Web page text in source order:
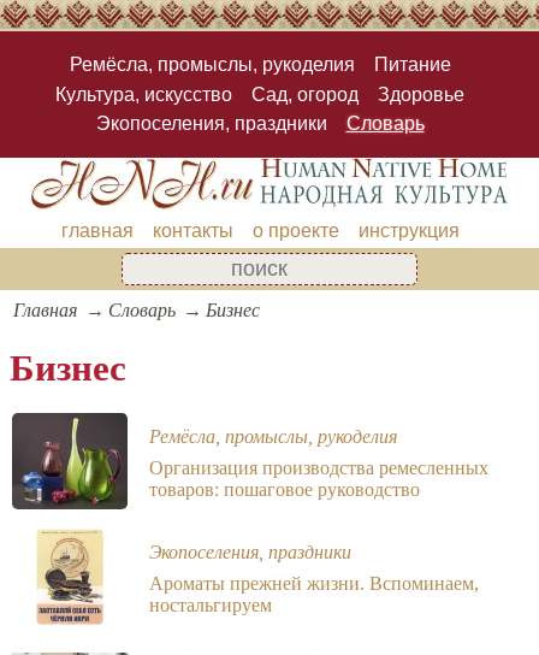
Ремёсла, промыслы, рукоделия
Питание
Культура, искусство
Сад, огород
Здоровье
Экопоселения, праздники
Словарь
главная контакты о проекте инструкция
Главная Словарь Бизнес
Бизнес
Ремёсла, промыслы, рукоделия
Организация производства ремесленных
товаров: пошаговое руководство
Экопоселения, праздники
Ароматы прежней жизни. Вспоминаем,
ностальгируем